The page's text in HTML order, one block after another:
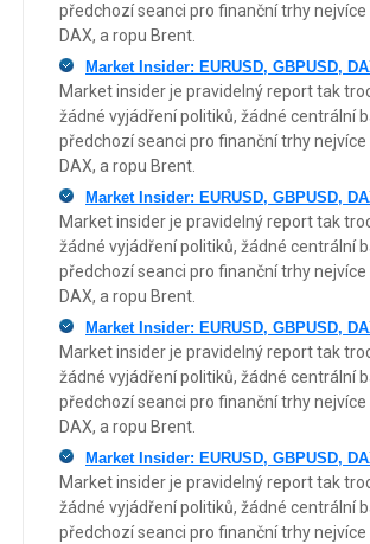
předchozí seanci pro finanční trhy nejvíce
DAX, a ropu Brent.
Market Insider: EURUSD, GBPUSD,
Market insider je pravidelný report tak
žádné vyjádření politiků, žádné centrální
předchozí seanci pro finanční trhy nejvíce
DAX, a ropu Brent.
Market Insider: EURUSD, GBPUSD,
Market insider je pravidelný report tak
žádné vyjádření politiků, žádné centrální
předchozí seanci pro finanční trhy nejvíce
DAX, a ropu Brent.
Market Insider: EURUSD, GBPUSD,
Market insider je pravidelný report tak
žádné vyjádření politiků, žádné centrální
předchozí seanci pro finanční trhy nejvíce
DAX, a ropu Brent.
Market Insider: EURUSD, GBPUSD,
Market insider je pravidelný report tak
žádné vyjádření politiků, žádné centrální
předchozí seanci pro finanční trhy nejvíce